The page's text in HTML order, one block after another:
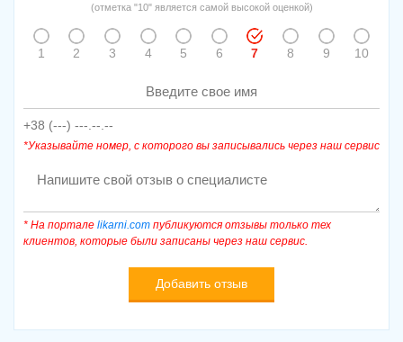
(отметка "10" является самой высокой оценкой)
1 2 3 4 5 6 7 8 9 10
*Указывайте номер, с которого вы записывались через наш сервис
* На портале likarni.com публикуются отзывы только тех
клиентов, которые были записаны через наш сервис.